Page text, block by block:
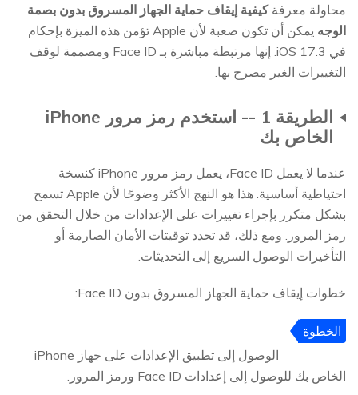
محاولة معرفةكيفية إيقاف حماية الجهاز المسروق بدون بصمة
الوجه
يمكن أن تكون صعبة لأن Apple تؤمن هذه الميزة بإحكام
في iOS 17.3. إنها مرتبطة مباشرة بـ Face ID ومصممة لوقف
التغييرات الغير مصرح بها.
الطريقة 1 -- استخدم رمز مرور iPhone
الخاص بك
عندما لا يعمل Face ID، يعمل رمز مرور iPhone كنسخة
احتياطية أساسية. هذا هو النهج الأكثر وضوحًا لأن Apple تسمح
بشكل متكرر بإجراء تغييرات على الإعدادات من خلال التحقق من
رمز المرور. ومع ذلك، قد تحدد توقيتات الأمان الصارمة أو
التأخيرات الوصول السريع إلى التحديثات.
خطوات إيقاف حماية الجهاز المسروق بدون Face ID:
الخطوة
الوصول إلى تطبيق الإعدادات على جهاز iPhone
الخاص بك للوصول إلى إعدادات Face ID ورمز المرور.